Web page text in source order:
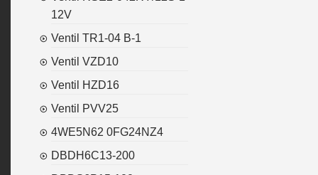
12V
Ventil TR1-04 B-1
Ventil VZD10
Ventil HZD16
Ventil PVV25
4WE5N62 0FG24NZ4
DBDH6C13-200